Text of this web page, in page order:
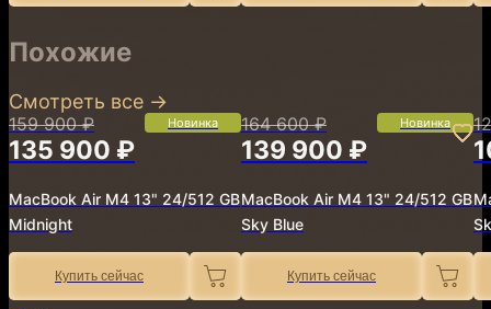
Похожие
Смотреть все →
159 900 ₽
135 900 ₽
Новинка
MacBook Air M4 13" 24/512 GB
Midnight
Купить сейчас
164 600 ₽
139 900 ₽
Новинка
MacBook Air M4 13" 24/512 GB
Sky Blue
Купить сейчас